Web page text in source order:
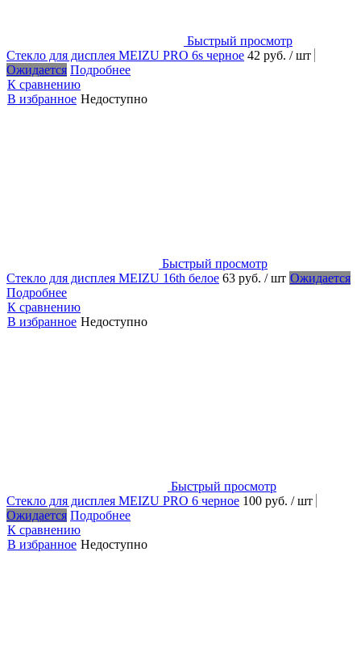
Быстрый просмотр
Стекло для дисплея MEIZU PRO 6s черное 42 руб. / шт
Ожидается Подробнее
К сравнению
В избранное Недоступно
Быстрый просмотр
Стекло для дисплея MEIZU 16th белое 63 руб. / шт Ожидается
Подробнее
К сравнению
В избранное Недоступно
Быстрый просмотр
Стекло для дисплея MEIZU PRO 6 черное 100 руб. / шт
Ожидается Подробнее
К сравнению
В избранное Недоступно